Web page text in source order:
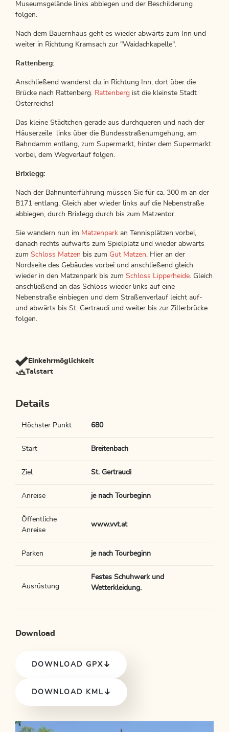
Museumsgelände links abbiegen und der Beschilderung
folgen.
Nach dem Bauernhaus geht es wieder abwärts zum Inn und
weiter in Richtung Kramsach zur "Waidachkapelle".
Rattenberg:
Anschließend wanderst du in Richtung Inn, dort über die
Brücke nach Rattenberg. Rattenberg ist die kleinste Stadt
Österreichs!
Das kleine Städtchen gerade aus durchqueren und nach der
Häuserzeile links über die Bundesstraßenumgehung, am
Bahndamm entlang, zum Supermarkt, hinter dem Supermarkt
vorbei, dem Wegverlauf folgen.
Brixlegg:
Nach der Bahnunterführung müssen Sie für ca. 300 m an der
B171 entlang. Gleich aber wieder links auf die Nebenstraße
abbiegen, durch Brixlegg durch bis zum Matzentor.
Sie wandern nun im Matzenpark an Tennisplätzen vorbei,
danach rechts aufwärts zum Spielplatz und wieder abwärts
zum Schloss Matzen bis zum Gut Matzen. Hier an der
Nordseite des Gebäudes vorbei und anschließend gleich
wieder in den Matzenpark bis zum Schloss Lipperheide. Gleich
anschließend an das Schloss wieder links auf eine
Nebenstraße einbiegen und dem Straßenverlauf leicht auf-
und abwärts bis St. Gertraudi und weiter bis zur Zillerbrücke
folgen.
Einkehrmöglichkeit
Talstart
Details
Höchster Punkt 680
Start Breitenbach
Ziel St. Gertraudi
Anreise je nach Tourbeginn
Öffentliche
Anreise
www.vvt.at
Parken je nach Tourbeginn
Ausrüstung
Festes Schuhwerk und
Wetterkleidung.
Download
DOWNLOAD GPX
DOWNLOAD KML